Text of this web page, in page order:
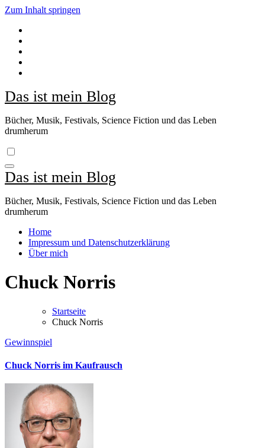
Zum Inhalt springen
Das ist mein Blog
Bücher, Musik, Festivals, Science Fiction und das Leben
drumherum
Das ist mein Blog
Bücher, Musik, Festivals, Science Fiction und das Leben
drumherum
Home
Impressum und Datenschutzerklärung
Über mich
Chuck Norris
Startseite
Chuck Norris
Gewinnspiel
Chuck Norris im Kaufrausch